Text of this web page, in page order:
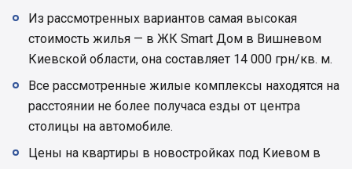
Из рассмотренных вариантов самая высокая
стоимость жилья — в ЖК Smart Дом в Вишневом
Киевской области, она составляет 14 000 грн/кв. м.
Все рассмотренные жилые комплексы находятся на
расстоянии не более получаса езды от центра
столицы на автомобиле.
Цены на квартиры в новостройках под Киевом в